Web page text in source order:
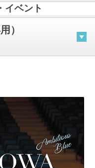
イベント
）